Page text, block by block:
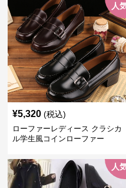
人
¥5,320 (税込)
ローファーレディース クラシカ
ル学生風コインローファー
人